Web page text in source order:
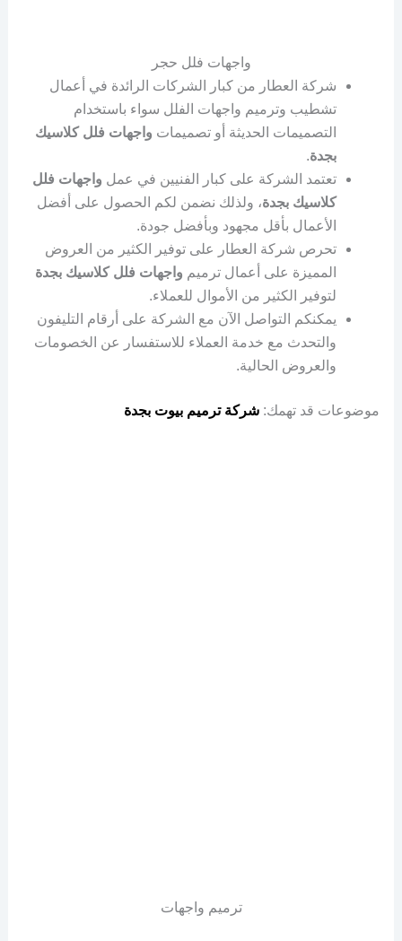
واجهات فلل حجر
شركة العطار من كبار الشركات الرائدة في أعمال
تشطيب وترميم واجهات الفلل سواء باستخدام
التصميمات الحديثة أو تصميمات واجهات فلل كلاسيك
بجدة.
تعتمد الشركة على كبار الفنيين في عمل واجهات فلل
كلاسيك بجدة، ولذلك نضمن لكم الحصول على أفضل
الأعمال بأقل مجهود وبأفضل جودة.
تحرص شركة العطار على توفير الكثير من العروض
المميزة على أعمال ترميم واجهات فلل كلاسيك بجدة
لتوفير الكثير من الأموال للعملاء.
يمكنكم التواصل الآن مع الشركة على أرقام التليفون
والتحدث مع خدمة العملاء للاستفسار عن الخصومات
والعروض الحالية.
موضوعات قد تهمك: شركة ترميم بيوت بجدة
ترميم واجهات